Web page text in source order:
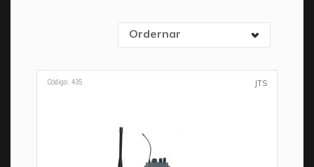
Ordernar
Código: 435 JTS